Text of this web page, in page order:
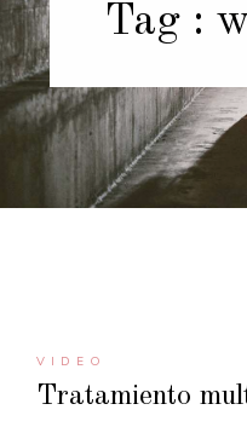
Tag :
VIDEO
Tratamiento